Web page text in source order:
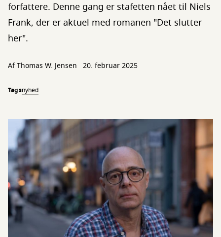
forfattere. Denne gang er stafetten nået til Niels
Frank, der er aktuel med romanen "Det slutter
her".
AfThomas W. Jensen 20. februar 2025
Tagsnyhed